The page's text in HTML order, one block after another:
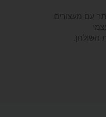
השולחן.